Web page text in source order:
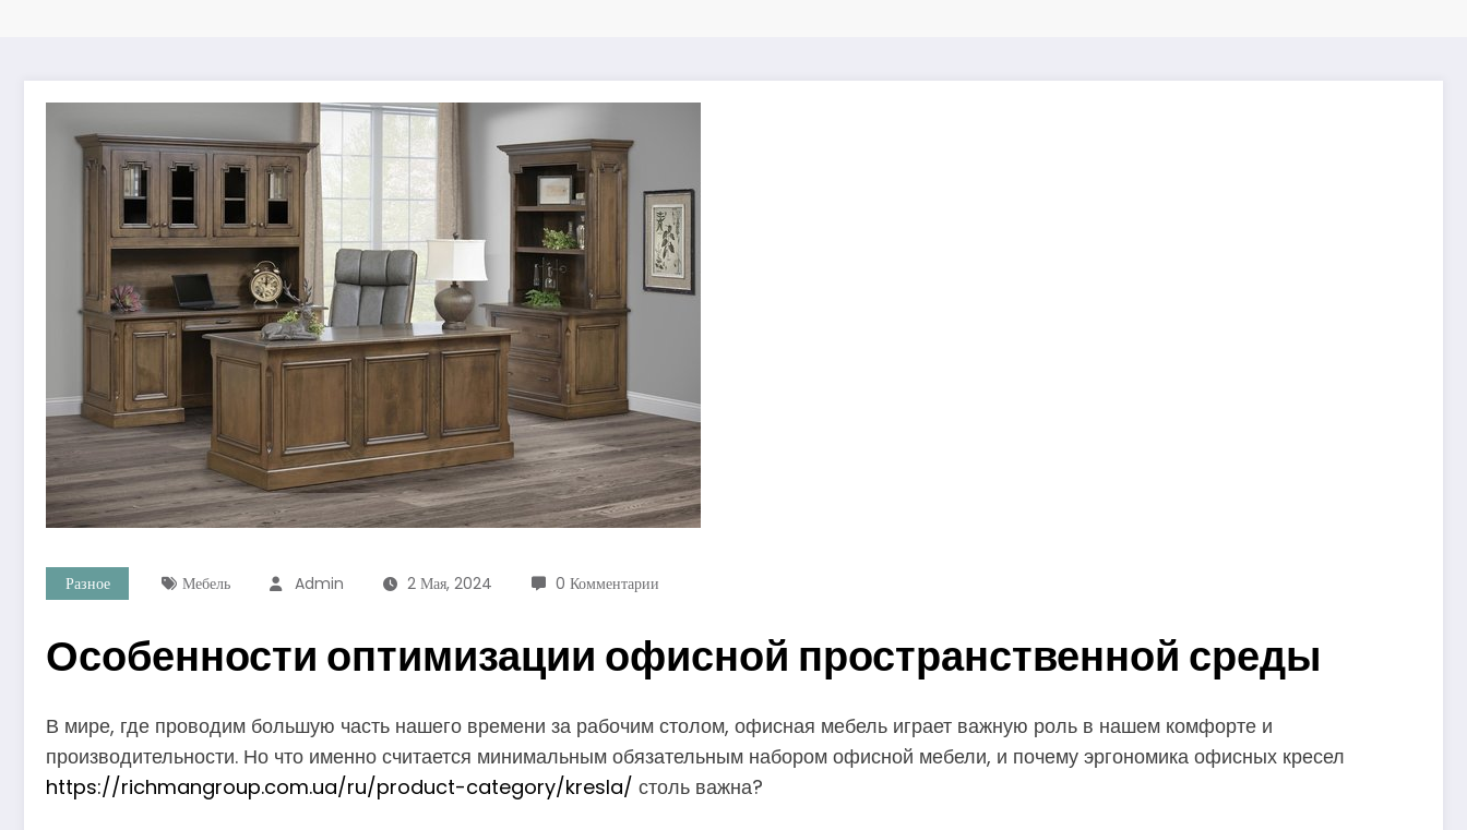
Разное Мебель Admin 2 Мая, 2024 0 Комментарии
Особенности оптимизации офисной пространственной среды
В мире, где проводим большую часть нашего времени за рабочим столом, офисная мебель играет важную роль в нашем комфорте и
производительности. Но что именно считается минимальным обязательным набором офисной мебели, и почему эргономика офисных кресел
https://richmangroup.com.ua/ru/product-category/kresla/ столь важна?